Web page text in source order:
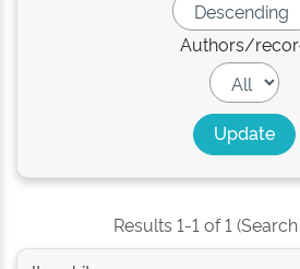
Authors/
Results 1-1 of 1